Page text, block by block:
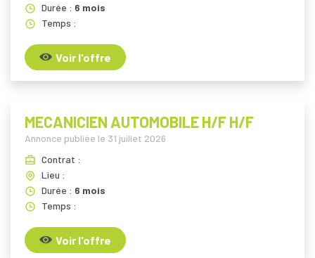
Durée : 6 mois
Temps :
Voir l'offre
MECANICIEN AUTOMOBILE H/F H/F
Annonce publiée le 31 juillet 2026
Contrat :
Lieu :
Durée : 6 mois
Temps :
Voir l'offre